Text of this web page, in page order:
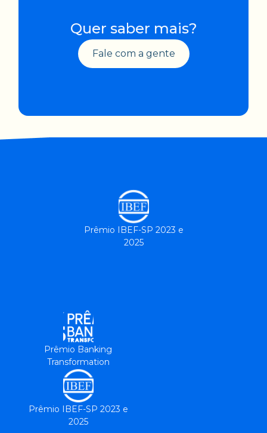
Quer saber mais?
Fale com a gente
Prêmio IBEF-SP 2023 e
2025
Prêmio Banking
Transformation
Prêmio IBEF-SP 2023 e
2025